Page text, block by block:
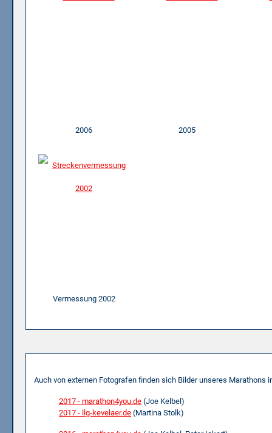
2006 2005
Vermessung 2002
Auch von externen Fotografen finden sich Bilder unseres Marathons
2017 - marathon4you.de (Joe Kelbel)
2017 - llg-kevelaer.de (Martina Stolk)